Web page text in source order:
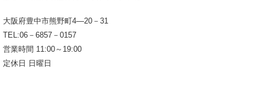
大阪府豊中市熊野町4―20－31
TEL:06－6857－0157
営業時間 11:00～19:00
定休日 日曜日